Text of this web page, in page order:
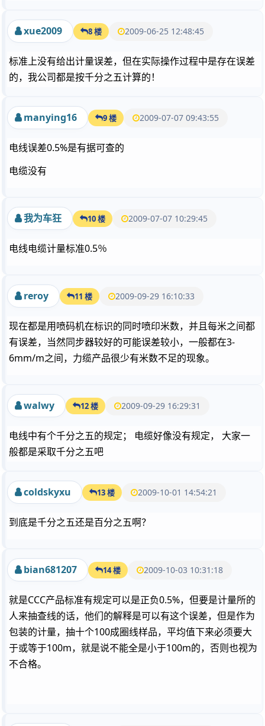
xue2009 8 楼 2009-06-25 12:48:45
标准上没有给出计量误差，但在实际操作过程中是存在误差
的，我公司都是按千分之五计算的！
manying16 9 楼 2009-07-07 09:43:55
电线误差0.5%是有据可查的
电缆没有
我为车狂 10 楼 2009-07-07 10:29:45
电线电缆计量标准0.5％
reroy 11 楼 2009-09-29 16:10:33
现在都是用喷码机在标识的同时喷印米数，并且每米之间都
有误差，当然同步器较好的可能误差较小，一般都在3-
6mm/m之间，力缆产品很少有米数不足的现象。
walwy 12 楼 2009-09-29 16:29:31
电线中有个千分之五的规定； 电缆好像没有规定， 大家一
般都是采取千分之五吧
coldskyxu 13 楼 2009-10-01 14:54:21
到底是千分之五还是百分之五啊？
bian681207 14 楼 2009-10-03 10:31:18
就是CCC产品标准有规定可以是正负0.5%，但要是计量所的
人来抽查线的话，他们的解释是可以有这个误差，但是作为
包装的计量，抽十个100成圈线样品，平均值下来必须要大
于或等于100m，就是说不能全是小于100m的，否则也视为
不合格。